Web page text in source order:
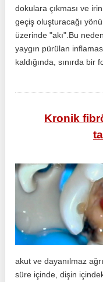
dokulara çıkması ve
geçiş oluşturacağı
üzerinde "akı".Bu
yaygın pürülan
kaldığında, sınırda bir
Kronik
akut ve dayanılmaz
süre içinde, dişin